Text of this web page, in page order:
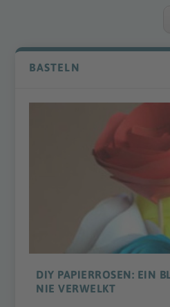
BASTELN
DIY PAPIERROSEN: EIN
IE VERWELKT